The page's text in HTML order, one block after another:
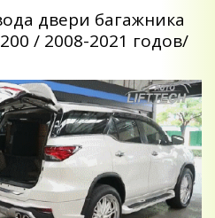
двери багажника
/ 2008-2021 годов/